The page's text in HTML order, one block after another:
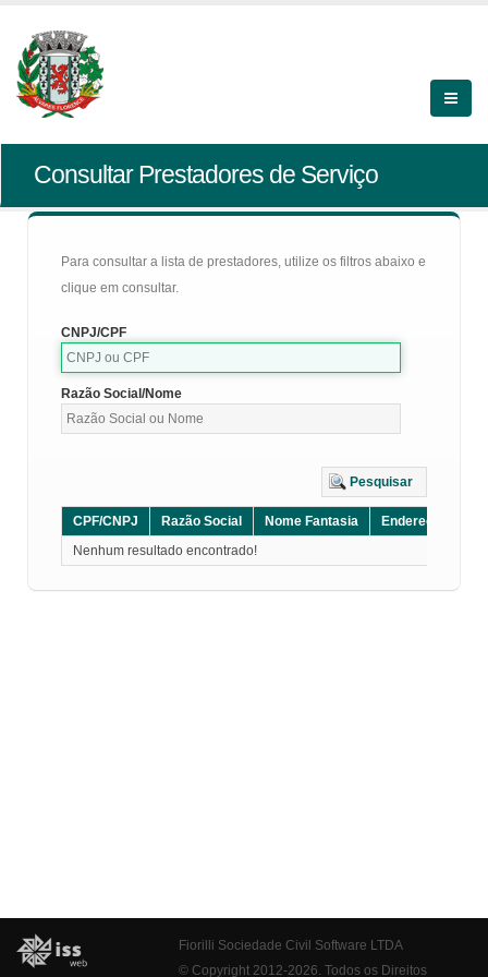
Consultar Prestadores de Serviço
Para consultar a lista de prestadores, utilize os filtros abaixo e
clique em consultar.
CNPJ/CPF
Razão Social/Nome
Pesquisar
CPF/CNPJ Razão Social Nome Fantasia Endereço
Nenhum resultado encontrado!
Fiorilli Sociedade Civil Software LTDA
© Copyright 2012-2026. Todos os Direitos